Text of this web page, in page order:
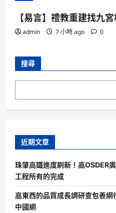
【易言】禮教重建找九
admin 7 小時 ago 0
搜尋
近期文章
珠肇高鐵進度刷新！高OSDER
工程所有的完成
高東西的品質成長調研查包養網
中國網